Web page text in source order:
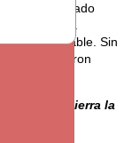
habría gustado
trayectoria
encomiable. Sin
no se hicieron
'
Al salir, cierra la